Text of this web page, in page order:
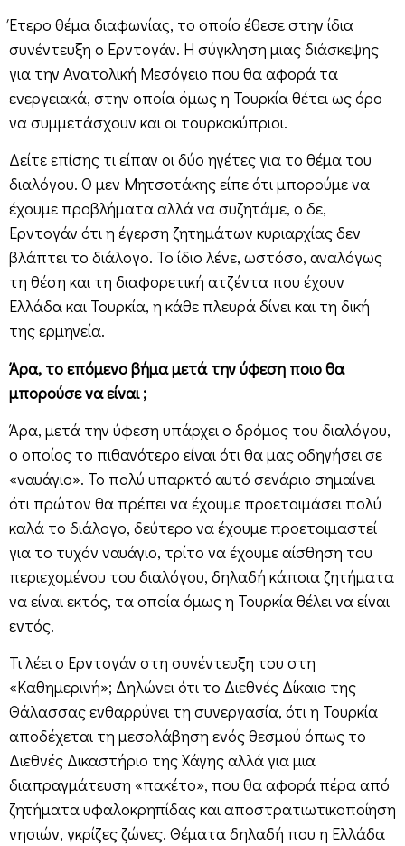
Έτερο θέμα διαφωνίας, το οποίο έθεσε στην ίδια
συνέντευξη ο Ερντογάν. Η σύγκληση μιας διάσκεψης
για την Ανατολική Μεσόγειο που θα αφορά τα
ενεργειακά, στην οποία όμως η Τουρκία θέτει ως όρο
να συμμετάσχουν και οι τουρκοκύπριοι.
Δείτε επίσης τι είπαν οι δύο ηγέτες για το θέμα του
διαλόγου. Ο μεν Μητσοτάκης είπε ότι μπορούμε να
έχουμε προβλήματα αλλά να συζητάμε, ο δε,
Ερντογάν ότι η έγερση ζητημάτων κυριαρχίας δεν
βλάπτει το διάλογο. Το ίδιο λένε, ωστόσο, αναλόγως
τη θέση και τη διαφορετική ατζέντα που έχουν
Ελλάδα και Τουρκία, η κάθε πλευρά δίνει και τη δική
της ερμηνεία.
Άρα, το επόμενο βήμα μετά την ύφεση ποιο θα
μπορούσε να είναι ;
Άρα, μετά την ύφεση υπάρχει ο δρόμος του διαλόγου,
ο οποίος το πιθανότερο είναι ότι θα μας οδηγήσει σε
«ναυάγιο». Το πολύ υπαρκτό αυτό σενάριο σημαίνει
ότι πρώτον θα πρέπει να έχουμε προετοιμάσει πολύ
καλά το διάλογο, δεύτερο να έχουμε προετοιμαστεί
για το τυχόν ναυάγιο, τρίτο να έχουμε αίσθηση του
περιεχομένου του διαλόγου, δηλαδή κάποια ζητήματα
να είναι εκτός, τα οποία όμως η Τουρκία θέλει να είναι
εντός.
Τι λέει ο Ερντογάν στη συνέντευξη του στη
«Καθημερινή»; Δηλώνει ότι το Διεθνές Δίκαιο της
Θάλασσας ενθαρρύνει τη συνεργασία, ότι η Τουρκία
αποδέχεται τη μεσολάβηση ενός θεσμού όπως το
Διεθνές Δικαστήριο της Χάγης αλλά για μια
διαπραγμάτευση «πακέτο», που θα αφορά πέρα από
ζητήματα υφαλοκρηπίδας και αποστρατιωτικοποίηση
νησιών, γκρίζες ζώνες. Θέματα δηλαδή που η Ελλάδα